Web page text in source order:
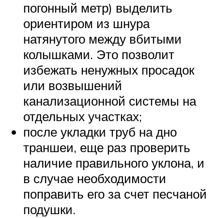
погонный метр) выделить
ориентиром из шнура
натянутого между вбитыми
колышками. Это позволит
избежать ненужных просадок
или возвышений
канализационной системы на
отдельных участках;
после укладки труб на дно
траншеи, еще раз проверить
наличие правильного уклона, и
в случае необходимости
поправить его за счет песчаной
подушки.